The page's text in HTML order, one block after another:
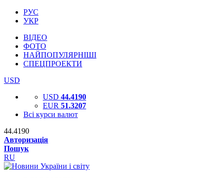
РУС
УКР
ВІДЕО
ФОТО
НАЙПОПУЛЯРНІШІ
СПЕЦПРОЕКТИ
USD
USD 44.4190
EUR 51.3207
Всі курси валют
44.4190
Авторизація
Пошук
RU